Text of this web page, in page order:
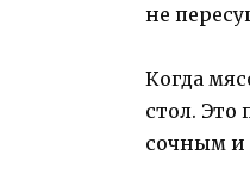
не
Когда
стол. Это
сочным